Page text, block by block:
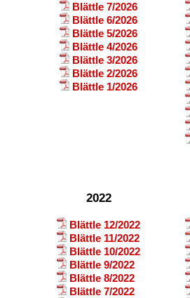
Blättle 7/2026
Blättle 6/2026
Blättle 5/2026
Blättle 4/2026
Blättle 3/2026
Blättle 2/2026
Blättle 1/2026
2022
Blättle 12/2022
Blättle 11/2022
Blättle 10/2022
Blättle 9/2022
Blättle 8/2022
Blättle 7/2022